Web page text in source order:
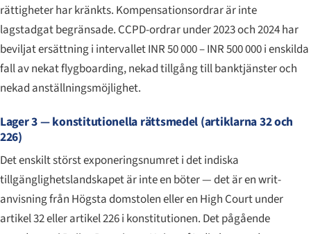
rättigheter har kränkts. Kompensationsordrar är inte
lagstadgat begränsade. CCPD-ordrar under 2023 och 2024 har
beviljat ersättning i intervallet INR 50 000 – INR 500 000 i enskilda
fall av nekat flygboarding, nekad tillgång till banktjänster och
nekad anställningsmöjlighet.
Lager 3 — konstitutionella rättsmedel (artiklarna 32 och
226)
Det enskilt störst exponeringsnumret i det indiska
tillgänglighetslandskapet är inte en böter — det är en writ-
anvisning från Högsta domstolen eller en High Court under
artikel 32 eller artikel 226 i konstitutionen. Det pågående